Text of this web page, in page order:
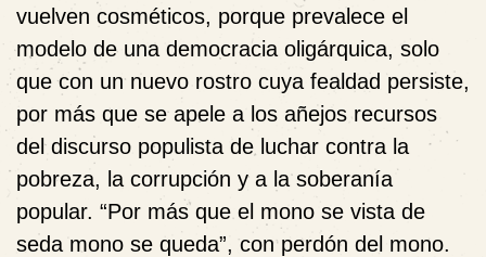
vuelven cosméticos, porque prevalece el
modelo de una democracia oligárquica, solo
que con un nuevo rostro cuya fealdad persiste,
por más que se apele a los añejos recursos
del discurso populista de luchar contra la
pobreza, la corrupción y a la soberanía
popular. “Por más que el mono se vista de
seda mono se queda”, con perdón del mono.